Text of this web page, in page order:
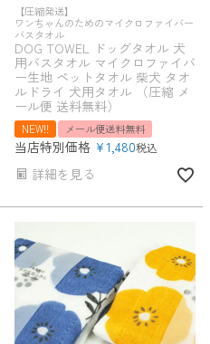
【圧縮発送】
ワンちゃんのためのマイクロファイバー
バスタオル
DOG TOWEL ドッグタオル 犬
用バスタオル マイクロファイバ
ー生地 ペットタオル 柴犬 タオ
ルドライ 犬用タオル （圧縮 メ
ール便 送料無料）
NEW!! メール便送料無料
当店特別価格 ¥1,480税込
詳細を見る